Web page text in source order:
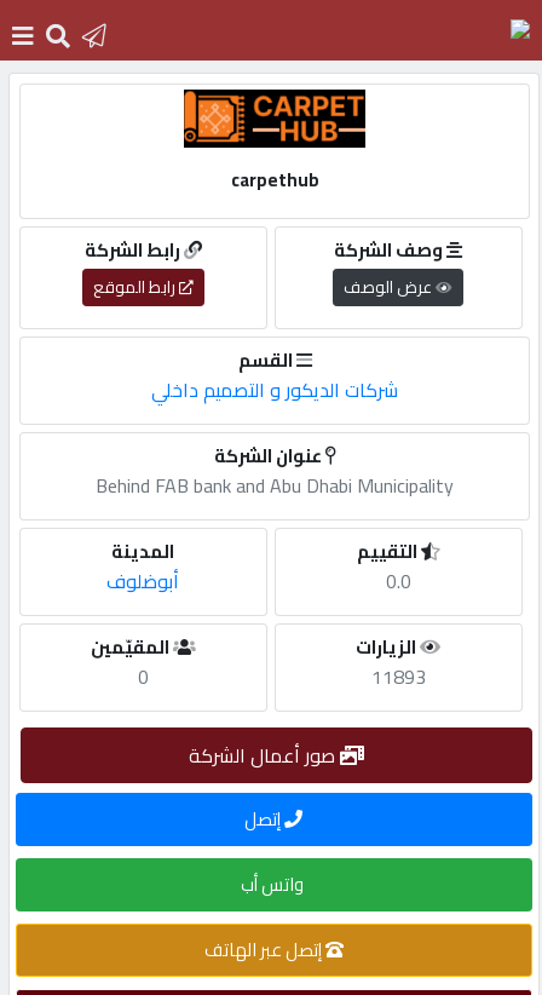
التسجيل
اعلانك
اشتراك
الاحصائيات
الأقسام
مميزة
carpethub
رابط الشركة
رابط الموقع
وصف الشركة
عرض الوصف
القسم
شركات الديكور و التصميم داخلي
عنوان الشركة
Behind FAB bank and Abu Dhabi Municipality
المدينة
أبوضلوف
التقييم
0.0
المقيّمين
0
الزيارات
11893
صور أعمال الشركة
إتصل
واتس أب
إتصل عبر الهاتف